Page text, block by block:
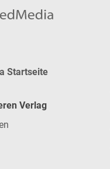
Startseite
Verlag